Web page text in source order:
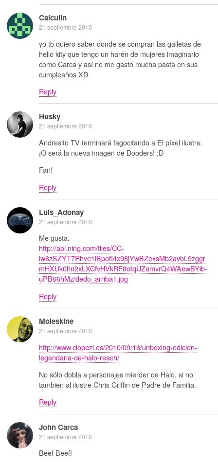
Calculin
21 septiembre 2010
yo tb quiero saber donde se compran las galletas de
hello kity que tengo un harén de mujeres imaginario
como Carca y así no me gasto mucha pasta en sus
cumpleaños XD
Reply
Husky
21 septiembre 2010
Andresito TV terminará fagocitando a El píxel ilustre.
¡O será la nueva imagen de Dooders! ;D
Fan!
Reply
Luis_Adonay
21 septiembre 2010
Me gusta.
http://api.ning.com/files/CC-
lw6zSZYT7Rhve1lBpofI4x98jYwBZexsMb2avbL9zggr
mHXUk0hn2xLXCfvHVkRF8otqUZamvrQ4WAewBYib-
uPB66hMz/dedo_arriba1.jpg
Reply
Moleskine
21 septiembre 2010
http://www.clopezi.es/2010/09/16/unboxing-edicion-
legendaria-de-halo-reach/
No sólo dobla a personajes mierder de Halo, si no
tambien al ilustre Chris Griffin de Padre de Familia.
Reply
John Carca
21 septiembre 2010
Beef Beef!